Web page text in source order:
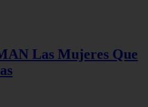
Las Mujeres Que